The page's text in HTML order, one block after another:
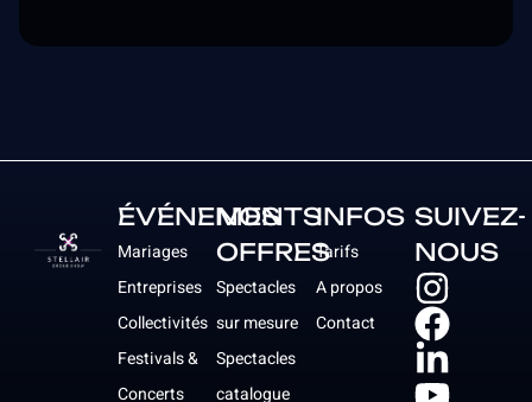
ÉVÉNEMENTS
Mariages
Entreprises
Collectivités
Festivals &
Concerts
NOS
OFFRES
Spectacles
sur mesure
Spectacles
catalogue
INFOS
Tarifs
A propos
Contact
SUIVEZ-
NOUS